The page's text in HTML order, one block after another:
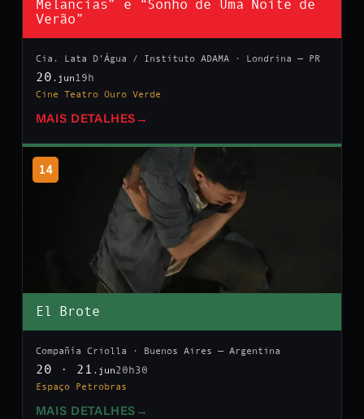
Melancias” e “Sonho de Uma Noite de
Verão”
Cia. Lata D’Água / Instituto ADAMA · Londrina — PR
20 .jun 19h
Cine Teatro Ouro Verde
MAIS DETALHES →
14
El Brote
Compañía Criolla · Buenos Aires — Argentina
20 · 21 .jun20h30
Espaço Petrobras
MAIS DETALHES →